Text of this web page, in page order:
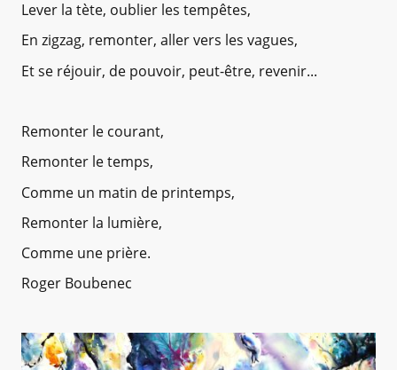
Lever la tète, oublier les tempêtes,
En zigzag, remonter, aller vers les vagues,
Et se réjouir, de pouvoir, peut-être, revenir...
Remonter le courant,
Remonter le temps,
Comme un matin de printemps,
Remonter la lumière,
Comme une prière.
Roger Boubenec